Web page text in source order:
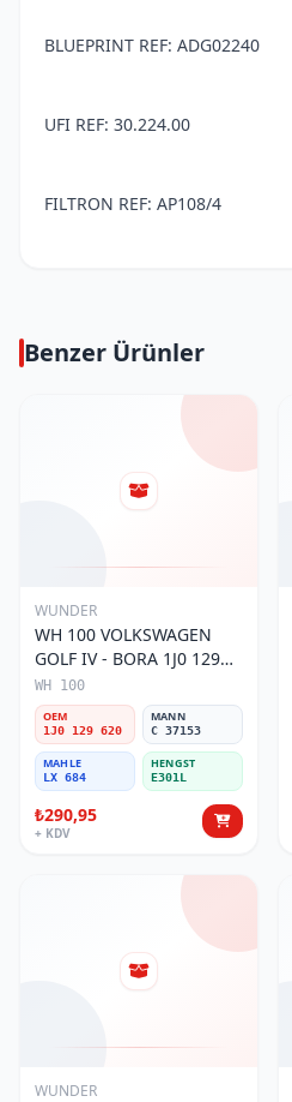
BLUEPRINT REF: ADG02240
UFI REF: 30.224.00
FILTRON REF: AP108/4
Benzer Ürünler
WUNDER
WH 100 VOLKSWAGEN
GOLF IV - BORA 1J0 129
620 Hava Filtresi
WH 100
OEM
1J0 129 620
MANN
C 37153
MAHLE
LX 684
HENGST
E301L
₺290,95
+ KDV
WUNDER